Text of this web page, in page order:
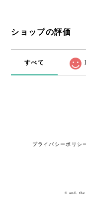
ショップの評価
すべて
プライバシーポリシ
© and. the